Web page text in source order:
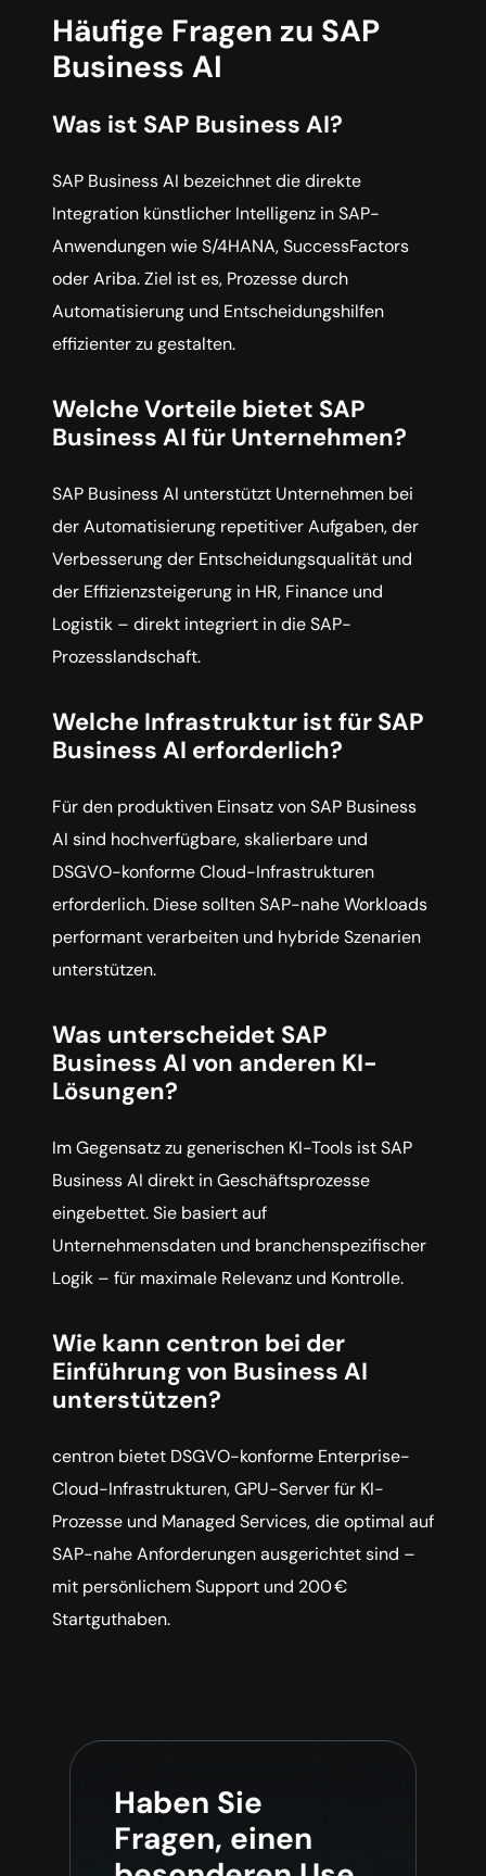
Häufige Fragen zu SAP
Business AI
Was ist SAP Business AI?
SAP Business AI bezeichnet die direkte
Integration künstlicher Intelligenz in SAP-
Anwendungen wie S/4HANA, SuccessFactors
oder Ariba. Ziel ist es, Prozesse durch
Automatisierung und Entscheidungshilfen
effizienter zu gestalten.
Welche Vorteile bietet SAP
Business AI für Unternehmen?
SAP Business AI unterstützt Unternehmen bei
der Automatisierung repetitiver Aufgaben, der
Verbesserung der Entscheidungsqualität und
der Effizienzsteigerung in HR, Finance und
Logistik – direkt integriert in die SAP-
Prozesslandschaft.
Welche Infrastruktur ist für SAP
Business AI erforderlich?
Für den produktiven Einsatz von SAP Business
AI sind hochverfügbare, skalierbare und
DSGVO-konforme Cloud-Infrastrukturen
erforderlich. Diese sollten SAP-nahe Workloads
performant verarbeiten und hybride Szenarien
unterstützen.
Was unterscheidet SAP
Business AI von anderen KI-
Lösungen?
Im Gegensatz zu generischen KI-Tools ist SAP
Business AI direkt in Geschäftsprozesse
eingebettet. Sie basiert auf
Unternehmensdaten und branchenspezifischer
Logik – für maximale Relevanz und Kontrolle.
Wie kann centron bei der
Einführung von Business AI
unterstützen?
centron bietet DSGVO-konforme Enterprise-
Cloud-Infrastrukturen, GPU-Server für KI-
Prozesse und Managed Services, die optimal auf
SAP-nahe Anforderungen ausgerichtet sind –
mit persönlichem Support und 200 €
Startguthaben.
Haben Sie
Fragen, einen